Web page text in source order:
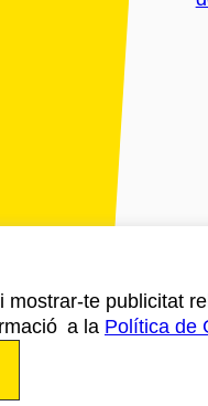
te publicitat
a la Política de